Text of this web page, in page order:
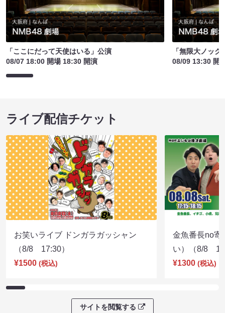
「ここにだって天使はいる」公演
08/07 18:00 開場 18:30 開演
「無限大ノック
08/09 13:30 開
ライブ配信チケット
お笑いライブ ドンガラガッシャン
（8/8 17:30）
¥1500 (税込)
金魚番長no寄
い）（8/8
¥1300 (税込)
サイトを閲覧する